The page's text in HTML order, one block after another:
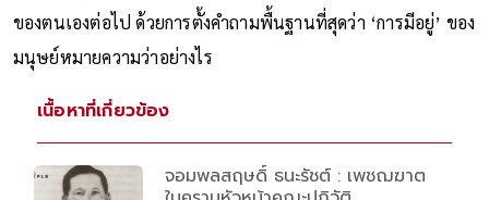
ของตนเองต่อไป ด้วยการตั้งคำถามพื้นฐานที่สุดว่า ‘การมีอยู่’ ของ
มนุษย์หมายความว่าอย่างไร
เนื้อหาที่เกี่ยวข้อง
จอมพลสฤษดิ์ ธนะรัชต์ : เพชฌฆาต